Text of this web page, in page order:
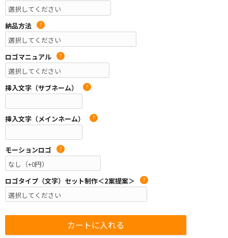
納品方法 ?
ロゴマニュアル ?
挿入文字（サブネーム） ?
挿入文字（メインネーム） ?
モーションロゴ ?
ロゴタイプ（文字）セット制作＜2案提案＞ ?